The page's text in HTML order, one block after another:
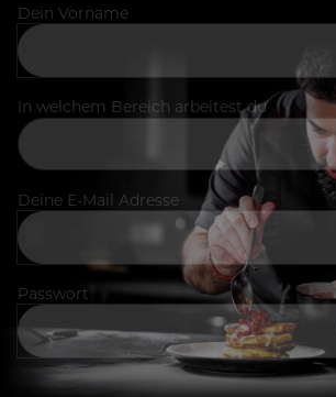
Dein Vorname
In welchem Bereich arbeitest du
Deine E-Mail Adresse
Passwort